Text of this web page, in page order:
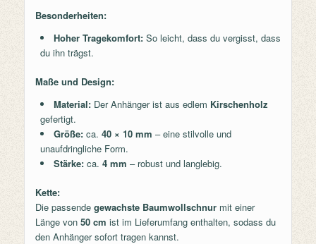
Besonderheiten:
Hoher Tragekomfort:So leicht, dass du vergisst, dass
du ihn trägst.
Maße und Design:
Material:Der Anhänger ist aus edlem Kirschenholz
gefertigt.
Größe:ca. 40 × 10 mm – eine stilvolle und
unaufdringliche Form.
Stärke:ca. 4 mm – robust und langlebig.
Kette:
Die passende gewachste Baumwollschnurmit einer
Länge von 50 cm ist im Lieferumfang enthalten, sodass du
den Anhänger sofort tragen kannst.